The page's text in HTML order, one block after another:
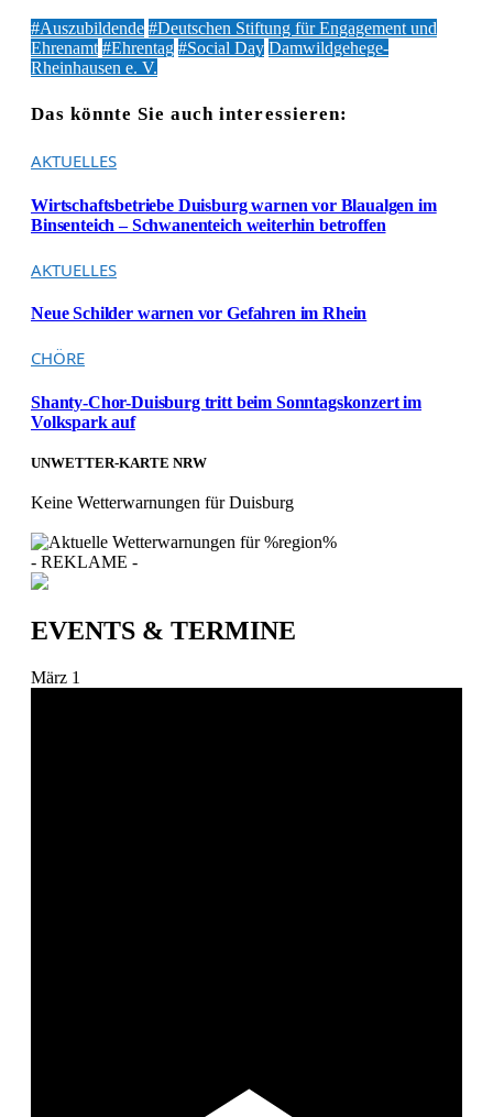
#Auszubildende #Deutschen Stiftung für Engagement und
Ehrenamt #Ehrentag #Social Day Damwildgehege-
Rheinhausen e. V.
Das könnte Sie auch interessieren:
AKTUELLES
Wirtschaftsbetriebe Duisburg warnen vor Blaualgen im
Binsenteich – Schwanenteich weiterhin betroffen
AKTUELLES
Neue Schilder warnen vor Gefahren im Rhein
CHÖRE
Shanty-Chor-Duisburg tritt beim Sonntagskonzert im
Volkspark auf
UNWETTER-KARTE NRW
Keine Wetterwarnungen für Duisburg
- REKLAME -
EVENTS & TERMINE
März 1